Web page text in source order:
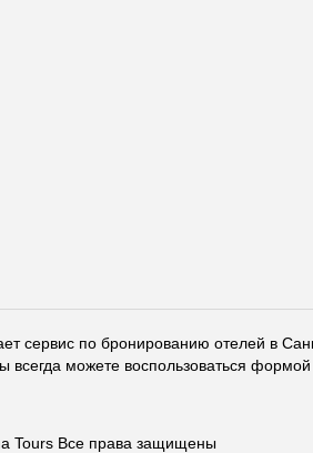
сервис по бронированию отелей в
можете воспользоваться
Tours Все права защищены